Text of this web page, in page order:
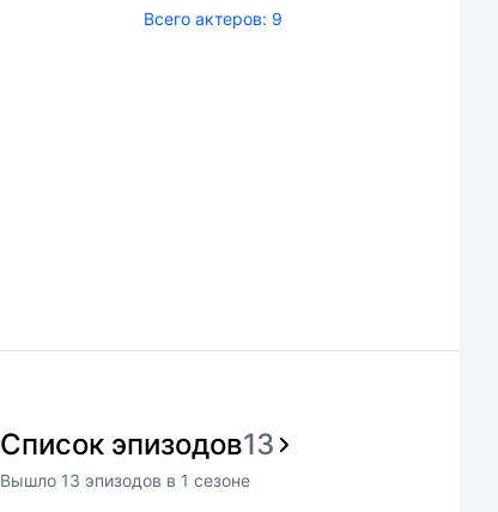
Всего актеров: 9
Список эпизодов13
Вышло 13 эпизодов в 1 сезоне